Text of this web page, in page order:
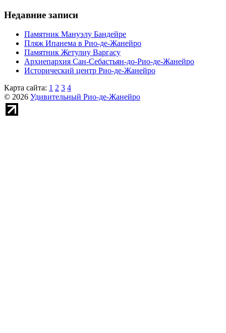
Недавние записи
Памятник Мануэлу Бандейре
Пляж Ипанема в Рио-де-Жанейро
Памятник Жетулиу Варгасу
Архиепархия Сан-Себастьян-до-Рио-де-Жанейро
Исторический центр Рио-де-Жанейро
Карта сайта: 1 2 3 4
© 2026 Удивительный Рио-де-Жанейро